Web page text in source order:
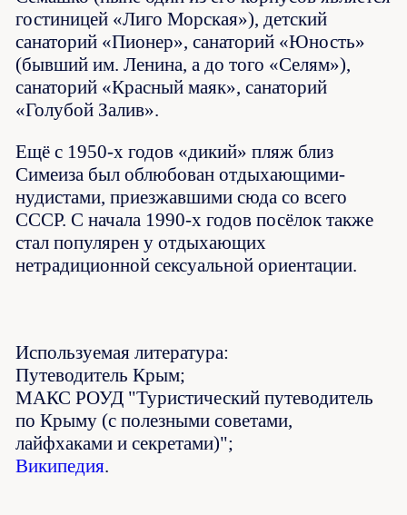
гостиницей «Лиго Морская»), детский
санаторий «Пионер», санаторий «Юность»
(бывший им. Ленина, а до того «Селям»),
санаторий «Красный маяк», санаторий
«Голубой Залив».
Ещё с 1950-х годов «дикий» пляж близ
Симеиза был облюбован отдыхающими-
нудистами, приезжавшими сюда со всего
СССР. С начала 1990-х годов посёлок также
стал популярен у отдыхающих
нетрадиционной сексуальной ориентации.
Используемая литература:
Путеводитель Крым;
МАКС РОУД "Туристический путеводитель
по Крыму (с полезными советами,
лайфхаками и секретами)";
Википедия.